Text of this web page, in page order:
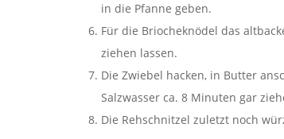
in die Pfanne geben.
Für die Briocheknödel das
ziehen lassen.
Die Zwiebel hacken, in Butter
Salzwasser ca. 8 Minuten gar
Die Rehschnitzel zuletzt noch